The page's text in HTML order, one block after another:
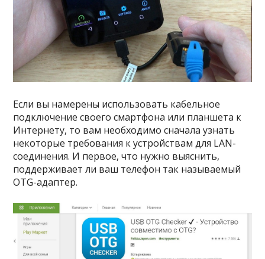
Если вы намерены использовать кабельное
подключение своего смартфона или планшета к
Интернету, то вам необходимо сначала узнать
некоторые требования к устройствам для LAN-
соединения. И первое, что нужно выяснить,
поддерживает ли ваш телефон так называемый
OTG-адаптер.